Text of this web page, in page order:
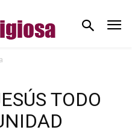
TODO